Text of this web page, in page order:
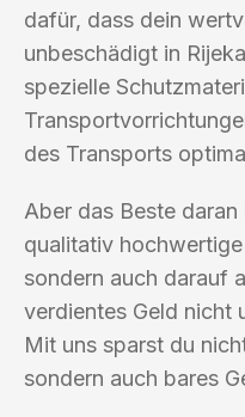
dafür, dass dein
unbeschädigt in
spezielle
des Transports
Aber das Beste
qualitativ
sondern auch darauf
verdientes Geld nicht
Mit uns sparst du
sondern auch bares